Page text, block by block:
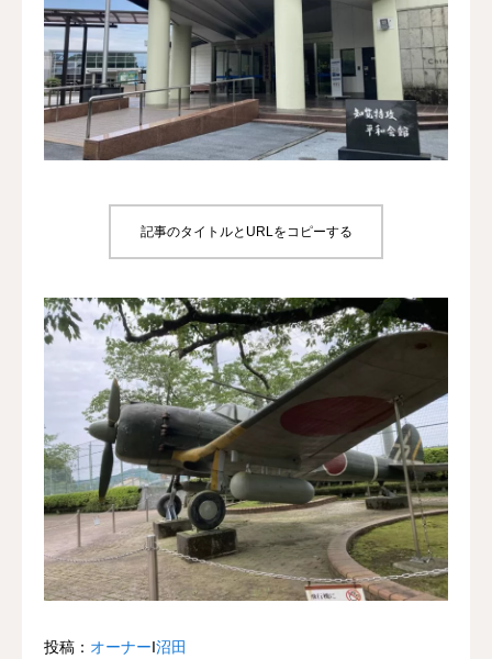
記事のタイトルとURLをコピーする
投稿： オーナーΙ沼田
犬の幼稚園
犬の送迎
ドッグカフェ
会社概要